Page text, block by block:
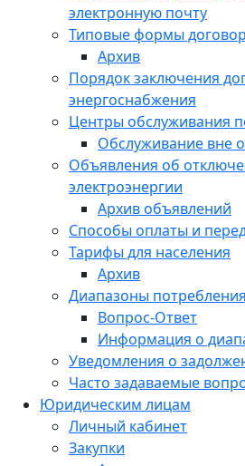
электронную почту
Типовые формы
Архив
Порядок заключения
энергоснабжения
Центры обслуживания
Обслуживание вне
Объявления об
электроэнергии
Архив объявлений
Способы оплаты и
Тарифы для населения
Архив
Диапазоны потребления
Вопрос-Ответ
Информация о
Уведомления о
Часто задаваемые
Юридическим лицам
Личный кабинет
Закупки